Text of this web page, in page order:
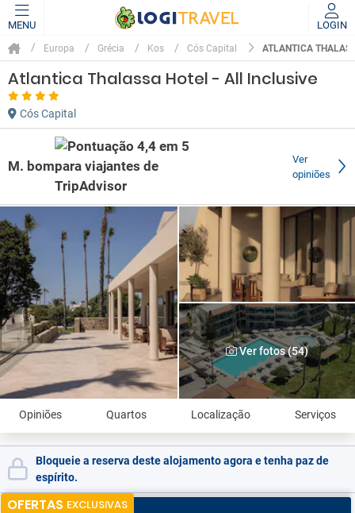
MENU LOGIN
Europa Grécia Kos Cós Capital ATLANTICA
Atlantica Thalassa Hotel - All Inclusive
Cós Capital
M. bom
Ver
opiniões
Ver fotos (54)
Opiniões Quartos Localização Serviços
Bloqueie a reserva deste alojamento agora e tenha paz de
espírito.
OFERTAS EXCLUSIVAS